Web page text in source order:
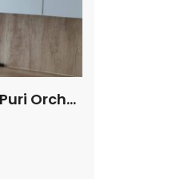
Disewakan Apartemen Puri Orchard